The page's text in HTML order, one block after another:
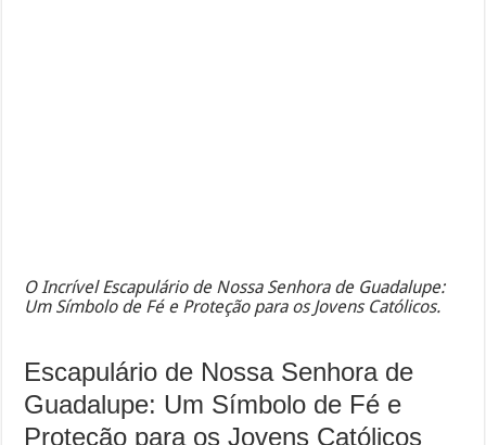
O Incrível Escapulário de Nossa Senhora de Guadalupe:
Um Símbolo de Fé e Proteção para os Jovens Católicos.
Escapulário de Nossa Senhora de
Guadalupe: Um Símbolo de Fé e
Proteção para os Jovens Católicos